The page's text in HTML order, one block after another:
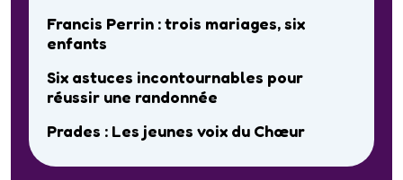
Francis Perrin : trois mariages, six
enfants
Six astuces incontournables pour
réussir une randonnée
Prades : Les jeunes voix du Chœur